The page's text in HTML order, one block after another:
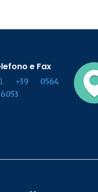
e Fax
+39 0564